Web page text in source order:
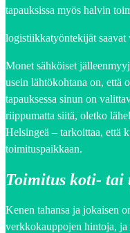
tapauksissa myös halvin
logistiikkatyöntekijät saavat
Monet sähköiset
usein lähtökohtana on, että
tapauksessa sinun on
riippumatta siitä, oletko
Helsingeä – tarkoittaa, että
toimituspaikkaan.
Toimitus koti- tai
Kenen tahansa ja jokaisen
verkkokauppojen hintoja,